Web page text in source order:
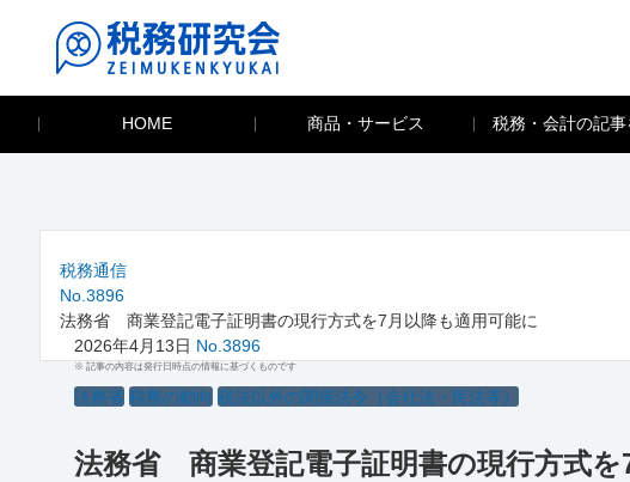
HOME 商品・サービス 税務・会計の記事
税務通信
No.3896
法務省 商業登記電子証明書の現行方式を7月以降も適用可能に
2026年4月13日 No.3896
※ 記事の内容は発行日時点の情報に基づくものです
法務省 税務の動向 税法以外の関係法令（会社法・民法等）
法務省 商業登記電子証明書の現行方式を